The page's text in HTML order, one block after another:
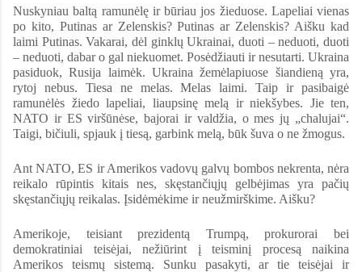
Nuskyniau baltą ramunėlę ir būriau jos žieduose. Lapeliai vienas
po kito, Putinas ar Zelenskis? Putinas ar Zelenskis? Aišku kad
laimi Putinas. Vakarai, dėl ginklų Ukrainai, duoti – neduoti, duoti
– neduoti, dabar o gal niekuomet. Posėdžiauti ir nesutarti. Ukraina
pasiduok, Rusija laimėk. Ukraina žemėlapiuose šiandieną yra,
rytoj nebus. Tiesa ne melas. Melas laimi. Taip ir pasibaigė
ramunėlės žiedo lapeliai, liaupsinę melą ir niekšybes. Jie ten,
NATO ir ES viršūnėse, bajorai ir valdžia, o mes jų „chalujai“.
Taigi, bičiuli, spjauk į tiesą, garbink melą, būk šuva o ne žmogus.
Ant NATO, ES ir Amerikos vadovų galvų bombos nekrenta, nėra
reikalo rūpintis kitais nes, skęstančiųjų gelbėjimas yra pačių
skęstančiųjų reikalas. Įsidėmėkime ir neužmirškime. Aišku?
Amerikoje, teisiant prezidentą Trumpą, prokurorai bei
demokratiniai teisėjai, nežiūrint į teisminį procesą naikina
Amerikos teismų sistemą. Sunku pasakyti, ar tie teisėjai ir